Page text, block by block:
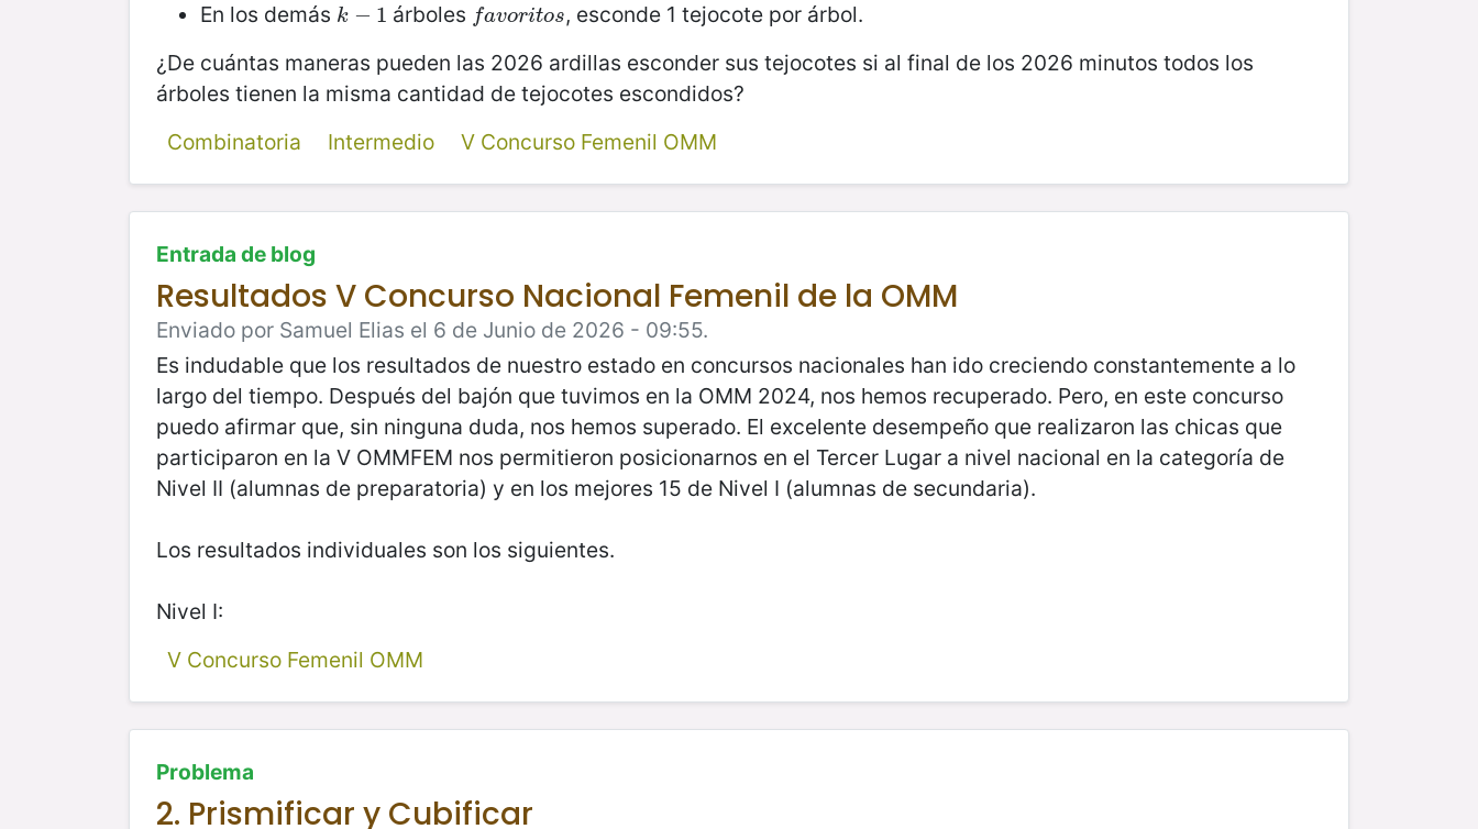
En los demás k − 1
k−1 árboles favoritos
favoritos , esconde 1 tejocote por árbol.
¿De cuántas maneras pueden las 2026 ardillas esconder sus tejocotes si al final de los 2026 minutos todos los
árboles tienen la misma cantidad de tejocotes escondidos?
Combinatoria
Intermedio V Concurso Femenil OMM
Entrada de blog
Resultados V Concurso Nacional Femenil de la OMM
Enviado por Samuel Elias el 6 de Junio de 2026 - 09:55.
Es indudable que los resultados de nuestro estado en concursos nacionales han ido creciendo constantemente a lo
largo del tiempo. Después del bajón que tuvimos en la OMM 2024, nos hemos recuperado. Pero, en este concurso
puedo afirmar que, sin ninguna duda, nos hemos superado. El excelente desempeño que realizaron las chicas que
participaron en la V OMMFEM nos permitieron posicionarnos en el Tercer Lugar a nivel nacional en la categoría de
Nivel II (alumnas de preparatoria) y en los mejores 15 de Nivel I (alumnas de secundaria).
Los resultados individuales son los siguientes.
Nivel I:
V Concurso Femenil OMM
Problema
2. Prismificar y Cubificar